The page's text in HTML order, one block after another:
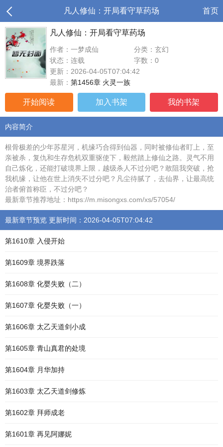
凡人修仙：开局看守草药场 首页
凡人修仙：开局看守草药场
作者：一梦成仙
分类：玄幻
状态：连载
字数：0
更新：2026-04-05T07:04:42
最新： 第1456章 火灵一族
开始阅读 加入书架 我的书架
内容简介
根骨极差的少年苏星河，机缘巧合得到仙器，同时被修仙者盯上，至
亲被杀，复仇和生存危机双重驱使下，毅然踏上修仙之路。灵气不用
自己炼化，还能打破境界上限，越级杀人不过分吧？敢阻我突破，抢
我机缘，让他在世上消失不过分吧？凡尘待腻了，去仙界，让最高统
治者俯首称臣，不过分吧？
最新章节推荐地址：https://m.misongxs.com/xs/57054/
最新章节预览 更新时间：2026-04-05T07:04:42
第1610章 入侵开始
第1609章 境界跌落
第1608章 化婴失败（二）
第1607章 化婴失败（一）
第1606章 太乙天道剑小成
第1605章 青山真君的处境
第1604章 月华加持
第1603章 太乙天道剑修炼
第1602章 拜师成老
第1601章 再见阿娜妮